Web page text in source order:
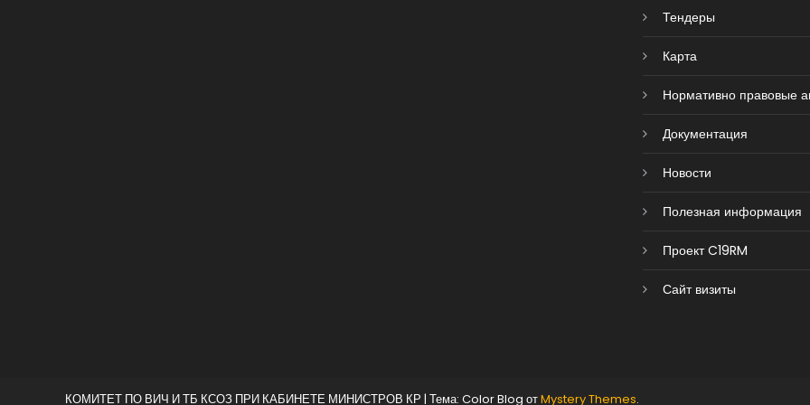
Тендеры
Карта
Нормативно правовые
Документация
Новости
Полезная информация
Проект C19RM
Сайт визиты
КОМИТЕТ ПО ВИЧ И ТБ КСОЗ ПРИ КАБИНЕТЕ МИНИСТРОВ КР | Тема: Color Blog отMystery Themes.